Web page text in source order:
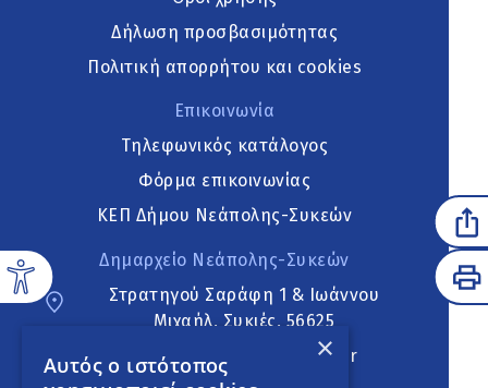
Δήλωση προσβασιμότητας
Πολιτική απορρήτου και cookies
Επικοινωνία
Τηλεφωνικός κατάλογος
Φόρμα επικοινωνίας
ΚΕΠ Δήμου Νεάπολης-Συκεών
Δημαρχείο Νεάπολης-Συκεών
Στρατηγού Σαράφη 1 & Ιωάννου
Μιχαήλ, Συκιές, 56625
neapoli.sykies@ddt.gov.gr
×
Αυτός ο ιστότοπος